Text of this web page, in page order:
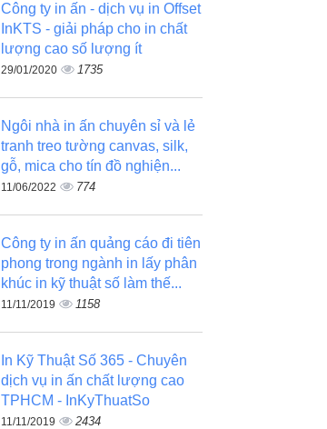
Công ty in ấn - dịch vụ in Offset
InKTS - giải pháp cho in chất
lượng cao số lượng ít
29/01/2020 1735
Ngôi nhà in ấn chuyên sỉ và lẻ
tranh treo tường canvas, silk,
gỗ, mica cho tín đồ nghiện...
11/06/2022 774
Công ty in ấn quảng cáo đi tiên
phong trong ngành in lấy phân
khúc in kỹ thuật số làm thế...
11/11/2019 1158
In Kỹ Thuật Số 365 - Chuyên
dịch vụ in ấn chất lượng cao
TPHCM - InKyThuatSo
11/11/2019 2434